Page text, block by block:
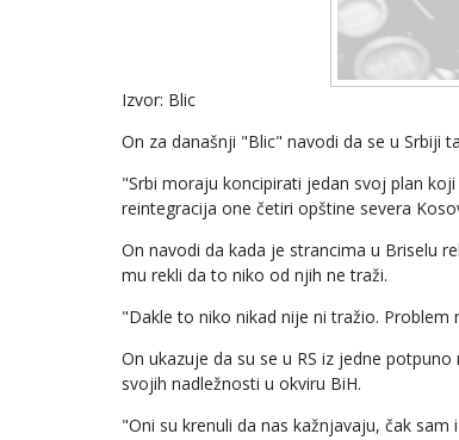
Izvor: Blic
On za današnji "Blic" navodi da se u Srbiji
"Srbi moraju koncipirati jedan svoj plan
reintegracija one četiri opštine severa
On navodi da kada je strancima u Briselu
mu rekli da to niko od njih ne traži.
"Dakle to niko nikad nije ni tražio.
On ukazuje da su se u RS iz jedne
svojih nadležnosti u okviru BiH.
"Oni su krenuli da nas kažnjavaju, čak